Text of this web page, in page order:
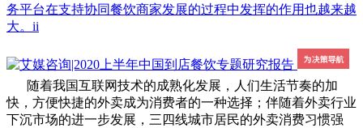
务平台在支持协同餐饮商家发展的过程中发挥的作用也越来越
大。ii
随着我国互联网技术的成熟化发展，人们生活节奏的加
快，方便快捷的外卖成为消费者的一种选择；伴随着外卖行业
下沉市场的进一步发展，三四线城市居民的外卖消费习惯强